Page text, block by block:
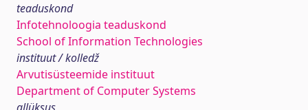
teaduskond
Infotehnoloogia teaduskond
School of Information Technologies
instituut / kolledž
Arvutisüsteemide instituut
Department of Computer Systems